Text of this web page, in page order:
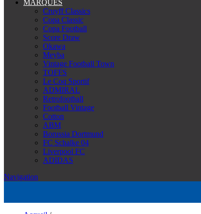
MARQUES
Cruyff Classics
Copa Classic
Copa Football
Score Draw
Okawa
Meyba
Vintage Football Town
TOFFS
Le Coq Sportif
ADMIRAL
Retrofootball
Football Vintage
Cotton
ABM
Borussia Dortmund
FC Schalke 04
Liverpool FC
ADIDAS
Navigation